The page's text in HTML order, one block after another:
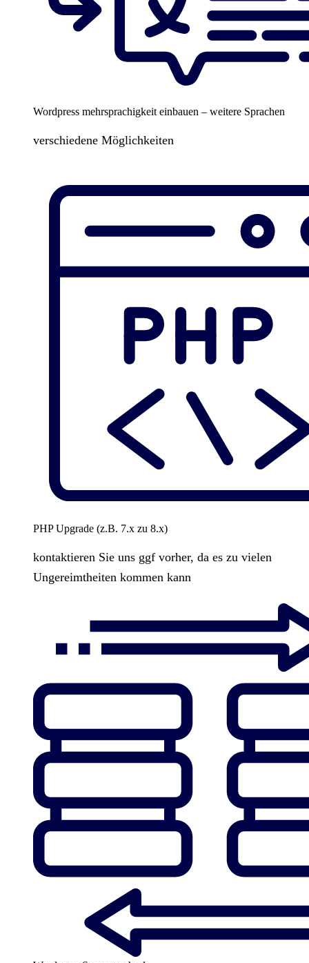
Wordpress mehrsprachigkeit einbauen – weitere Sprachen
verschiedene Möglichkeiten
PHP Upgrade (z.B. 7.x zu 8.x)
kontaktieren Sie uns ggf vorher, da es zu vielen
Ungereimtheiten kommen kann